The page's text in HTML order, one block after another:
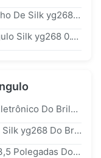
0.1gu Três Dobra O Medidor Do Brilho De Silk yg268 Digitas
20 60 85 Medidor Do Brilho Do Ângulo Silk yg268 0.1gu Digitas
Multi Ângulos Silk yg268 Medidor Eletrônico Do Brilho Do Poder Do Micro Tri Para A Indústria De Metal De Pintura
Medidor De Aço Inoxidável Plástico Silk yg268 Do Brilho De iso2813 2000gu
Dados De USB Da Grande Tela De 3,5 Polegadas Do Medidor 1000gu Do Brilho Do Ângulo De hg268 Silk Os Tri Movem